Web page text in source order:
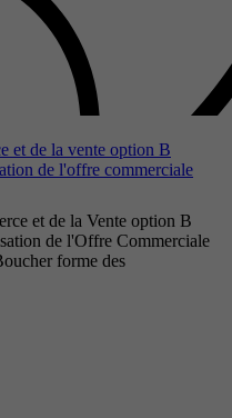
et de la vente option B
de l'offre commerciale
et de la Vente option B
de l'Offre Commerciale
forme des